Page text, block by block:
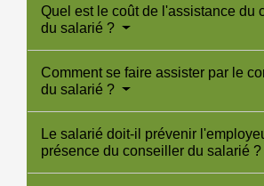
Quel est le coût de l'assistance du
du salarié ?
Comment se faire assister par le
du salarié ?
Le salarié doit-il prévenir
présence du conseiller du salarié ?